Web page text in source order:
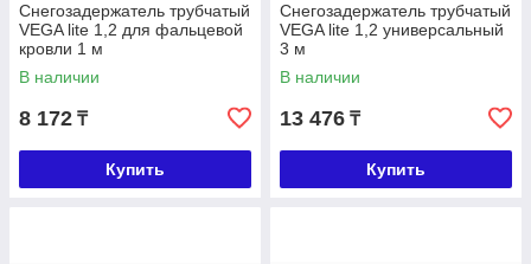
Снегозадержатель трубчатый
VEGA lite 1,2 для фальцевой
кровли 1 м
В наличии
8 172 ₸
Купить
Снегозадержатель трубчатый
VEGA lite 1,2 универсальный
3 м
В наличии
13 476 ₸
Купить